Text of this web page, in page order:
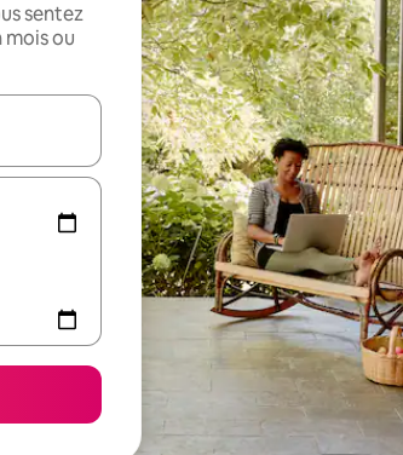
sentez
mois ou
flèches vers le haut et vers le bas pour les